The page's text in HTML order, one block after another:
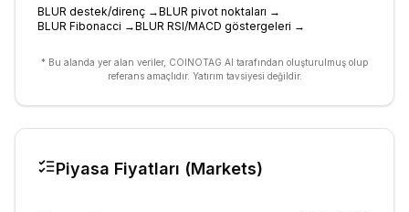
BLUR destek/direnç →BLUR pivot noktaları →
BLUR Fibonacci →BLUR RSI/MACD göstergeleri →
* Bu alanda yer alan veriler, COINOTAG AI tarafından oluşturulmuş olup
referans amaçlıdır. Yatırım tavsiyesi değildir.
Piyasa Fiyatları (Markets)